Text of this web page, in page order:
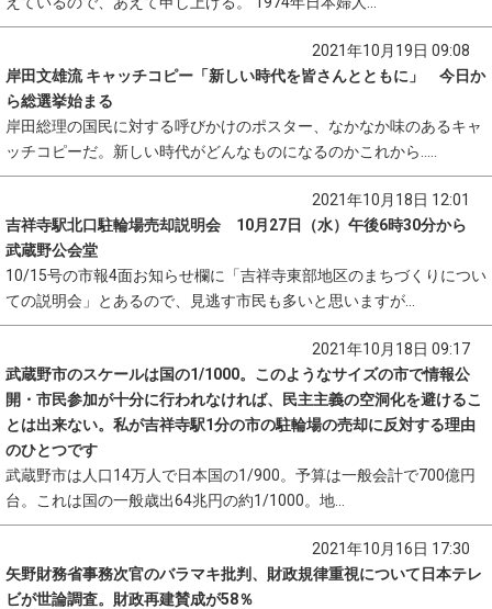
2021年10月19日 09:08
岸田文雄流 キャッチコピー「新しい時代を皆さんとともに」 今日か
ら総選挙始まる
岸田総理の国民に対する呼びかけのポスター、なかなか味のあるキャ
ッチコピーだ。新しい時代がどんなものになるのかこれから.....
2021年10月18日 12:01
吉祥寺駅北口駐輪場売却説明会 10月27日（水）午後6時30分から
武蔵野公会堂
10/15号の市報4面お知らせ欄に「吉祥寺東部地区のまちづくりについ
ての説明会」とあるので、見逃す市民も多いと思いますが...
2021年10月18日 09:17
武蔵野市のスケールは国の1/1000。このようなサイズの市で情報公
開・市民参加が十分に行われなければ、民主主義の空洞化を避けるこ
とは出来ない。私が吉祥寺駅1分の市の駐輪場の売却に反対する理由
のひとつです
武蔵野市は人口14万人で日本国の1/900。予算は一般会計で700億円
台。これは国の一般歳出64兆円の約1/1000。地...
2021年10月16日 17:30
矢野財務省事務次官のバラマキ批判、財政規律重視について日本テレ
ビが世論調査。財政再建賛成が58％